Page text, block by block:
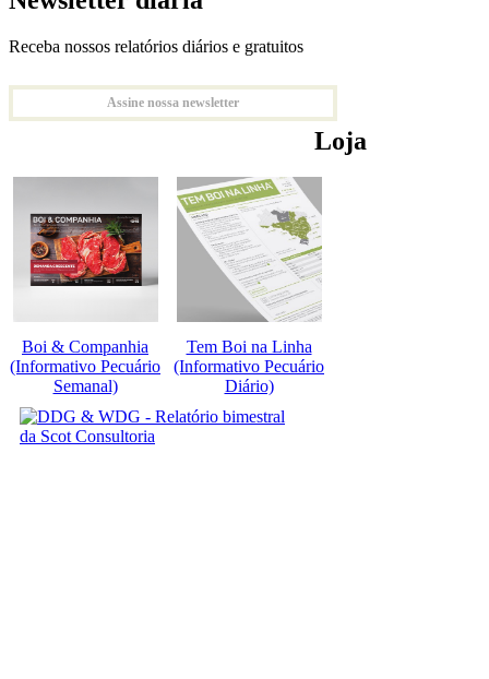
Receba nossos relatórios diários e gratuitos
Assine nossa newsletter
Loja
Boi & Companhia
(Informativo Pecuário
Semanal)
Tem Boi na Linha
(Informativo Pecuário
Diário)